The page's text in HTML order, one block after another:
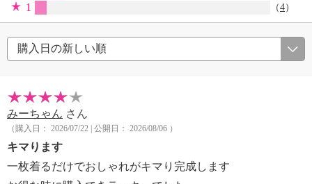
1 （4）
みーちゃん さん
（購入日： 2026/07/22 | 公開日： 2026/08/06 ）
キマります
一枚着るだけでおしゃれがキマり完成します